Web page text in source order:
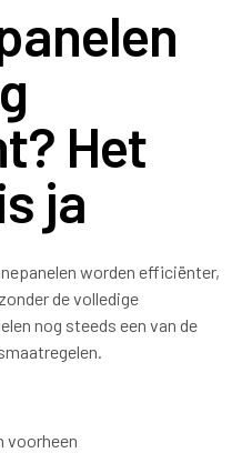
Het
ja
worden efficiënter,
de volledige
nog steeds een van de
voorheen